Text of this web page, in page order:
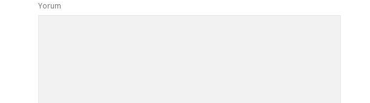
Yorum